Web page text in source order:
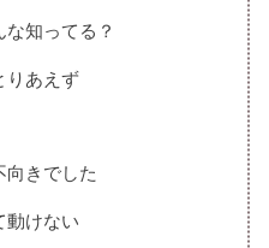
知ってる？
りあえず
向きでした
動けない